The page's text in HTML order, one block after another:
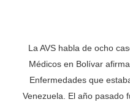
La AVS habla de ocho
Médicos en Bolívar
Enfermedades que
Venezuela. El año pasado